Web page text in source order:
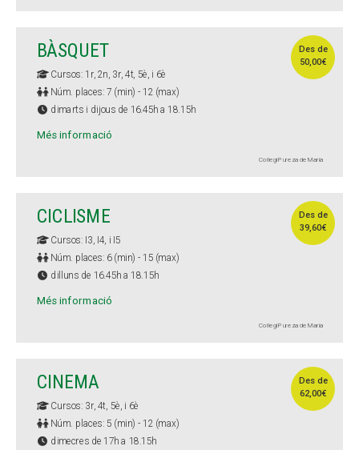
Des de
50,00€
BÀSQUET
Cursos: 1r, 2n, 3r, 4t, 5è, i 6è
Núm. places: 7 (min) - 12 (max)
dimarts i dijous de 16.45h a 18.15h
Més informació
Col·legi Pureza de María
Des de
39,60€
CICLISME
Cursos: I3, I4, i I5
Núm. places: 6 (min) - 15 (max)
dilluns de 16.45h a 18.15h
Més informació
Col·legi Pureza de María
Des de
62,00€
CINEMA
Cursos: 3r, 4t, 5è, i 6è
Núm. places: 5 (min) - 12 (max)
dimecres de 17h a 18.15h